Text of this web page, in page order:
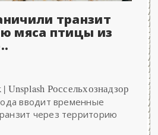
транзит
мяса птицы из
Unsplash Россельхознадзор
вводит временные
через территорию